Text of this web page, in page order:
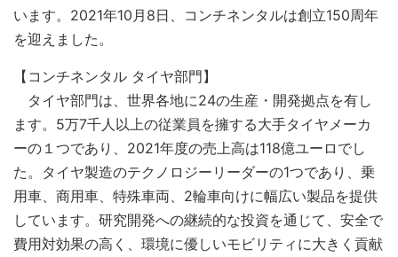
います。2021年10月8日、コンチネンタルは創立150周年
を迎えました。
【コンチネンタル タイヤ部門】
タイヤ部門は、世界各地に24の生産・開発拠点を有し
ます。5万7千人以上の従業員を擁する大手タイヤメーカ
ーの１つであり、2021年度の売上高は118億ユーロでし
た。タイヤ製造のテクノロジーリーダーの1つであり、乗
用車、商用車、特殊車両、2輪車向けに幅広い製品を提供
しています。研究開発への継続的な投資を通じて、安全で
費用対効果の高く、環境に優しいモビリティに大きく貢献